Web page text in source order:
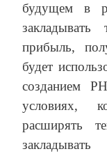
будущем в
прибыль,
будет
созданием
условиях,
расширять